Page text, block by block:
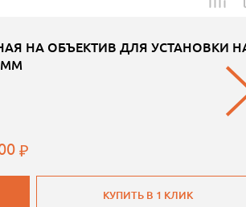
НА ОБЪЕКТИВ ДЛЯ УСТАНОВКИ
КУПИТЬ В 1 КЛИК